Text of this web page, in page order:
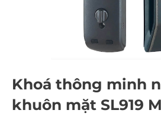
Khoá thông minh
khuôn mặt SL919